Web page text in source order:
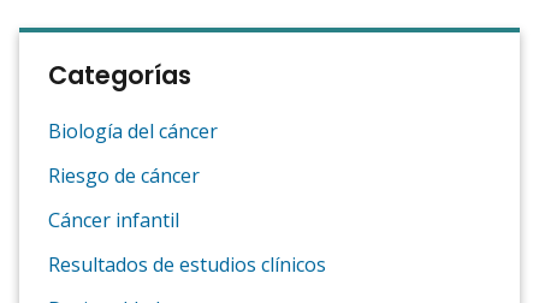
Categorías
Biología del cáncer
Riesgo de cáncer
Cáncer infantil
Resultados de estudios clínicos